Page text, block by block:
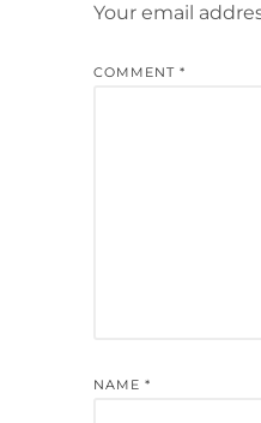
Your email
COMMENT *
NAME *